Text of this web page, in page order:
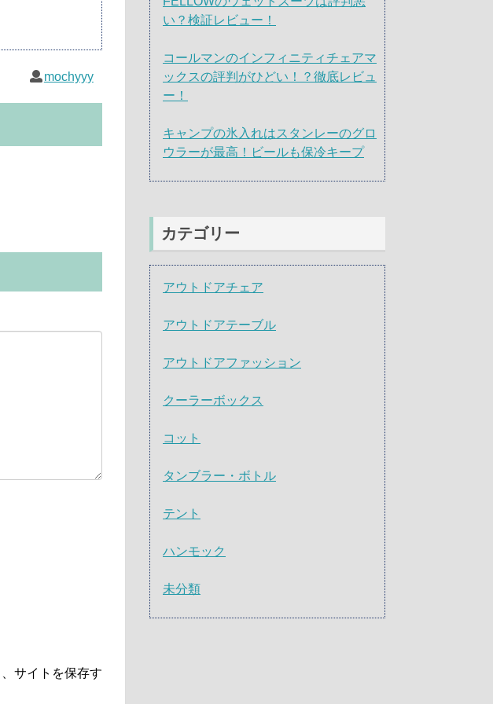
mochyyy
サイトを保存す
い？検証レビュー！
コールマンのインフィニティチェアマ
ックスの評判がひどい！？徹底レビュ
ー！
キャンプの氷入れはスタンレーのグロ
ウラーが最高！ビールも保冷キープ
カテゴリー
アウトドアチェア
アウトドアテーブル
アウトドアファッション
クーラーボックス
コット
タンブラー・ボトル
テント
ハンモック
未分類